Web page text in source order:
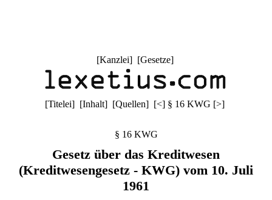
[Kanzlei] [Gesetze]
[Titelei] [Inhalt] [Quellen] [<] § 16 KWG [>]
§ 16 KWG
Gesetz über das Kreditwesen
(Kreditwesengesetz - KWG) vom 10. Juli
1961